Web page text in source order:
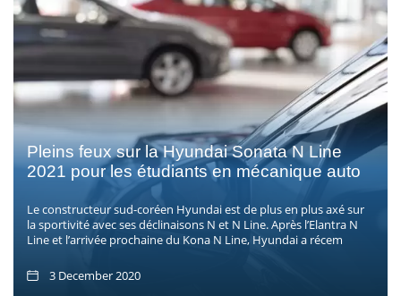
Pleins feux sur la Hyundai Sonata N Line
2021 pour les étudiants en mécanique auto
Le constructeur sud-coréen Hyundai est de plus en plus axé sur
la sportivité avec ses déclinaisons N et N Line. Après l’Elantra N
Line et l’arrivée prochaine du Kona N Line, Hyundai a récem
3 December 2020